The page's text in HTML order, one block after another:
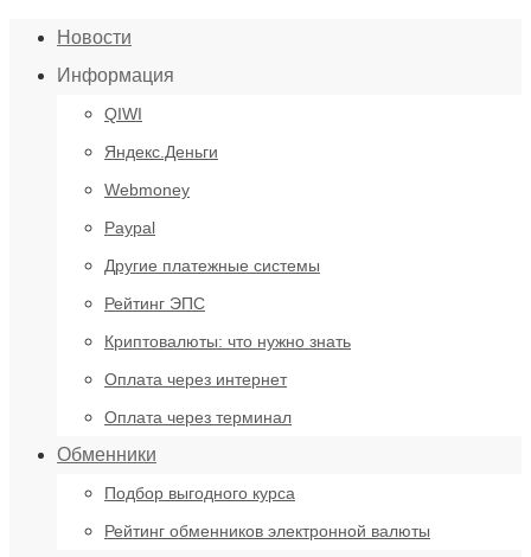
Новости
Информация
QIWI
Яндекс.Деньги
Webmoney
Paypal
Другие платежные системы
Рейтинг ЭПС
Криптовалюты: что нужно знать
Оплата через интернет
Оплата через терминал
Обменники
Подбор выгодного курса
Рейтинг обменников электронной валюты